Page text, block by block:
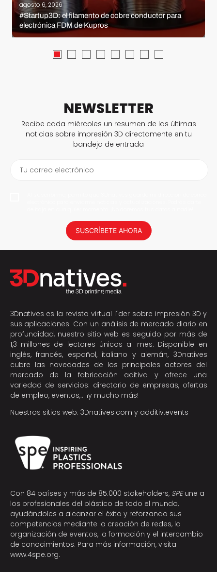
agosto 6, 2026
#Startup3D: el filamento de cobre conductor para
electrónica FDM de Kupros
NEWSLETTER
Recibe cada miércoles un resumen de las últimas
noticias sobre impresión 3D directamente en tu
bandeja de entrada
Tu correo electrónico
SUSCRÍBETE AHORA
3Dnatives es la revista virtual líder sobre impresión 3D y
sus aplicaciones. Con un análisis de mercado diario en
profundidad, nuestro sitio web es seguido por más de
1,3 millones de lectores únicos al mes. Disponible en
inglés, francés, español, italiano y alemán, 3Dnatives
cubre las novedades de los principales actores del
mercado de la fabricación aditiva y ofrece una
variedad de servicios: directorio de empresas, ofertas
de empleo, eventos,… ¡y mucho más!
Nuestros sitios web: 3Dnatives.com y additiv.events
Con 84 países y más de 85.000 stakeholders, SPEune a
los profesionales del plástico de todo el mundo,
ayudándoles a alcanzar el éxito y reforzando sus
competencias mediante la creación de redes, la
organización de eventos, la formación y el intercambio
de conocimientos. Para más información, visita
www.4spe.org.